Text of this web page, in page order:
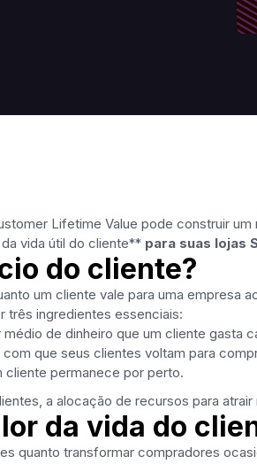
Lifetime Value pode construir
vida útil do cliente** para suas lojas
do cliente?
um cliente vale para uma empresa
três ingredientes essenciais:
médio de dinheiro que um cliente gasta
que seus clientes voltam para
cliente permanece por perto.
a alocação de recursos para
da vida do
quanto transformar compradores